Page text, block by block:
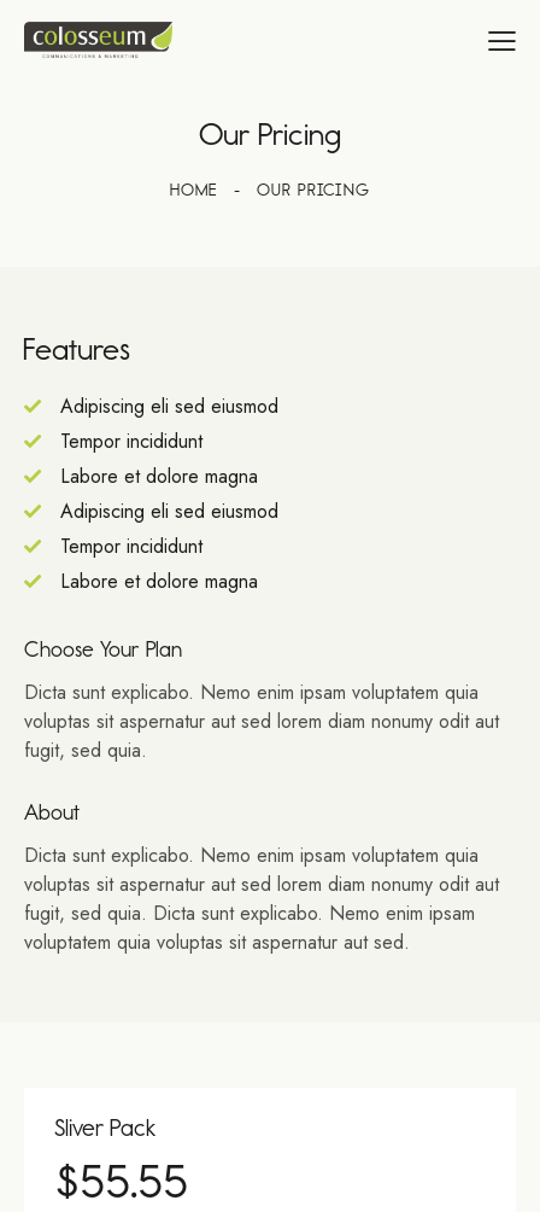
Our Pricing
HOME OUR PRICING
Features
Adipiscing eli sed eiusmod
Tempor incididunt
Labore et dolore magna
Adipiscing eli sed eiusmod
Tempor incididunt
Labore et dolore magna
Choose Your Plan
Dicta sunt explicabo. Nemo enim ipsam voluptatem quia
voluptas sit aspernatur aut sed lorem diam nonumy odit aut
fugit, sed quia.
About
Dicta sunt explicabo. Nemo enim ipsam voluptatem quia
voluptas sit aspernatur aut sed lorem diam nonumy odit aut
fugit, sed quia. Dicta sunt explicabo. Nemo enim ipsam
voluptatem quia voluptas sit aspernatur aut sed.
Sliver Pack
$55.55